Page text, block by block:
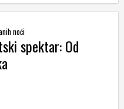
noći
spektar: Od